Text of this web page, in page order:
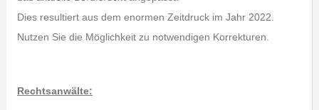
Dies resultiert aus dem enormen Zeitdruck im Jahr 2022.
Nutzen Sie die Möglichkeit zu notwendigen Korrekturen.
Rechtsanwälte: